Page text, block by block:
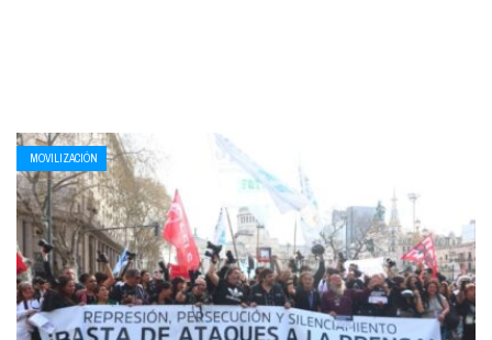
MOVILIZACIÓN